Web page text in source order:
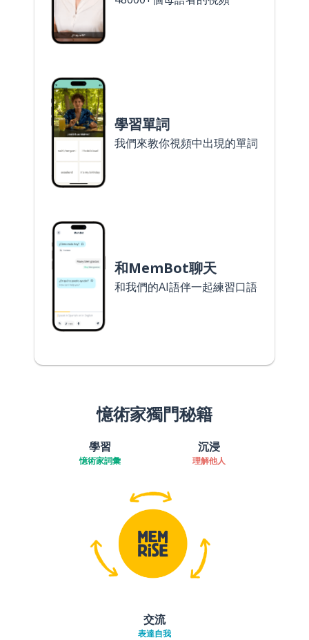
學習單詞
我們來教你視頻中出現的單詞
和MemBot聊天
和我們的AI語伴一起練習口語
憶術家獨門秘籍
學習
憶術家詞彙
沉浸
理解他人
交流
表達自我